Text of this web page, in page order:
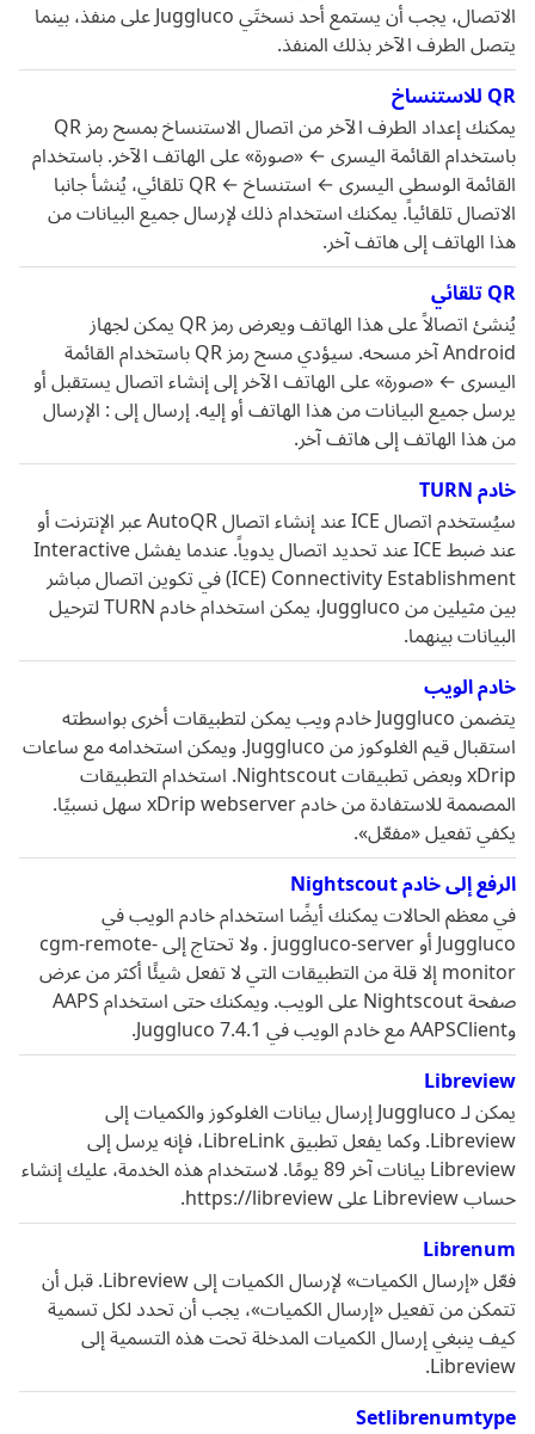
الاتصال، يجب أن يستمع أحد نسختَي Juggluco على منفذ، بينما
يتصل الطرف الآخر بذلك المنفذ.
QR للاستنساخ
يمكنك إعداد الطرف الآخر من اتصال الاستنساخ بمسح رمز QR
باستخدام القائمة اليسرى ← «صورة» على الهاتف الآخر. باستخدام
القائمة الوسطى اليسرى ← استنساخ ← QR تلقائي، يُنشأ جانبا
الاتصال تلقائياً. يمكنك استخدام ذلك لإرسال جميع البيانات من
هذا الهاتف إلى هاتف آخر.
QR تلقائي
يُنشئ اتصالاً على هذا الهاتف ويعرض رمز QR يمكن لجهاز
Android آخر مسحه. سيؤدي مسح رمز QR باستخدام القائمة
اليسرى ← «صورة» على الهاتف الآخر إلى إنشاء اتصال يستقبل أو
يرسل جميع البيانات من هذا الهاتف أو إليه. إرسال إلى : الإرسال
من هذا الهاتف إلى هاتف آخر.
خادم TURN
سيُستخدم اتصال ICE عند إنشاء اتصال AutoQR عبر الإنترنت أو
عند ضبط ICE عند تحديد اتصال يدوياً. عندما يفشل Interactive
Connectivity Establishment ‏(ICE) في تكوين اتصال مباشر
بين مثيلين من Juggluco، يمكن استخدام خادم TURN لترحيل
البيانات بينهما.
خادم الويب
يتضمن Juggluco خادم ويب يمكن لتطبيقات أخرى بواسطته
استقبال قيم الغلوكوز من Juggluco. ويمكن استخدامه مع ساعات
xDrip وبعض تطبيقات Nightscout. استخدام التطبيقات
المصممة للاستفادة من خادم xDrip webserver سهل نسبيًا.
يكفي تفعيل «مفعّل».
الرفع إلى خادم Nightscout
في معظم الحالات يمكنك أيضًا استخدام خادم الويب في
Juggluco أو juggluco-server . ولا تحتاج إلى cgm-remote-
monitor إلا قلة من التطبيقات التي لا تفعل شيئًا أكثر من عرض
صفحة Nightscout على الويب. ويمكنك حتى استخدام AAPS
وAAPSClient مع خادم الويب في Juggluco 7.4.1.
Libreview
يمكن لـ Juggluco إرسال بيانات الغلوكوز والكميات إلى
Libreview. وكما يفعل تطبيق LibreLink، فإنه يرسل إلى
Libreview بيانات آخر 89 يومًا. لاستخدام هذه الخدمة، عليك إنشاء
حساب Libreview على https://libreview.
Librenum
فعّل «إرسال الكميات» لإرسال الكميات إلى Libreview. قبل أن
تتمكن من تفعيل «إرسال الكميات»، يجب أن تحدد لكل تسمية
كيف ينبغي إرسال الكميات المدخلة تحت هذه التسمية إلى
Libreview.
Setlibrenumtype